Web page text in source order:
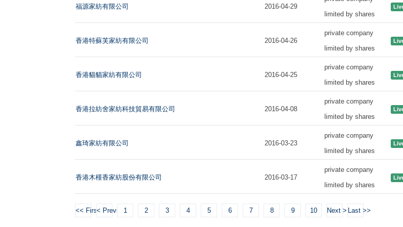
福源家紡有限公司 2016-04-29
limited by shares
香港特蘇芙家紡有限公司 2016-04-26
private company
limited by shares
香港貓貓家紡有限公司 2016-04-25
private company
limited by shares
香港拉紡舍家紡科技貿易有限公司 2016-04-08
private company
limited by shares
鑫琦家紡有限公司 2016-03-23
private company
limited by shares
香港木槿香家紡股份有限公司 2016-03-17
private company
limited by shares
<< First< Previous1 2 3 4 5 6 7 8 9 10 Next > Last >>